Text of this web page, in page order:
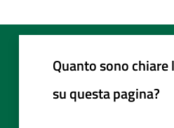
Quanto sono
su questa pagina?